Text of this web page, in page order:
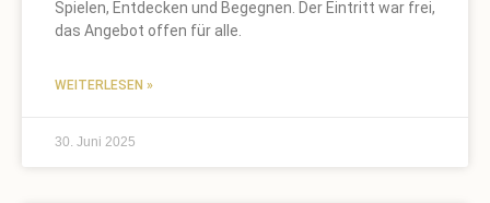
Spielen, Entdecken und Begegnen. Der Eintritt war frei,
das Angebot offen für alle.
WEITERLESEN »
30. Juni 2025